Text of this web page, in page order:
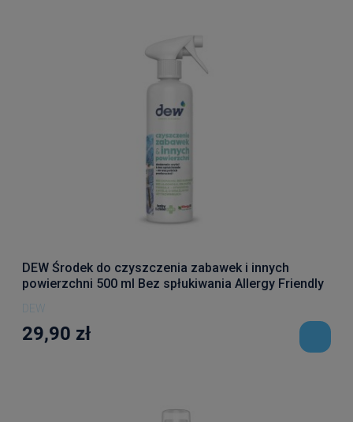
DEW Środek do czyszczenia zabawek i innych
powierzchni 500 ml Bez spłukiwania Allergy Friendly
DEW
29,90 zł